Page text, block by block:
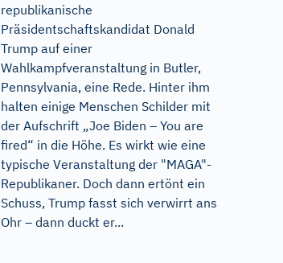
republikanische
Präsidentschaftskandidat Donald
Trump auf einer
Wahlkampfveranstaltung in Butler,
Pennsylvania, eine Rede. Hinter ihm
halten einige Menschen Schilder mit
der Aufschrift „Joe Biden – You are
fired“ in die Höhe. Es wirkt wie eine
typische Veranstaltung der "MAGA"-
Republikaner. Doch dann ertönt ein
Schuss, Trump fasst sich verwirrt ans
Ohr – dann duckt er...